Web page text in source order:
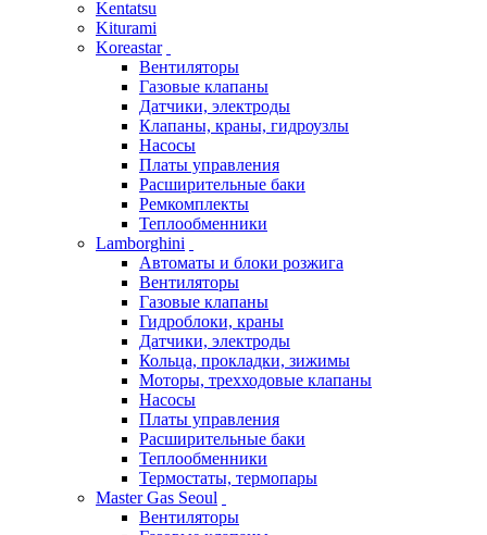
Kentatsu
Kiturami
Koreastar
Вентиляторы
Газовые клапаны
Датчики, электроды
Клапаны, краны, гидроузлы
Насосы
Платы управления
Расширительные баки
Ремкомплекты
Теплообменники
Lamborghini
Автоматы и блоки розжига
Вентиляторы
Газовые клапаны
Гидроблоки, краны
Датчики, электроды
Кольца, прокладки, зижимы
Моторы, трехходовые клапаны
Насосы
Платы управления
Расширительные баки
Теплообменники
Термостаты, термопары
Master Gas Seoul
Вентиляторы